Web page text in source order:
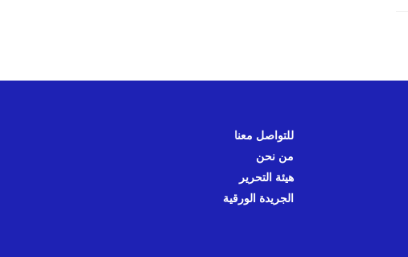
للتواصل معنا
من نحن
هيئة التحرير
الجريدة الورقية